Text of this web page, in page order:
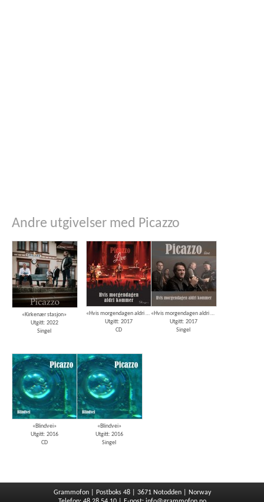
Andre utgivelser med Picazzo
«Kirkenær stasjon»
Utgitt: 2022
Singel
«Hvis morgendagen aldri kommer, Live»
Utgitt: 2017
CD
«Hvis morgendagen aldri kommer»
Utgitt: 2017
Singel
«Blindvei»
Utgitt: 2016
CD
«Blindvei»
Utgitt: 2016
Singel
Grammofon | Postboks 48 | 3671 Notodden | Norway